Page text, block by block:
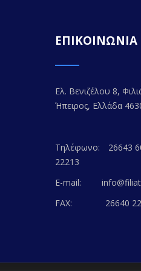
ΕΠΙΚΟΙΝΩΝΙΑ
Ελ. Βενιζέλου 8,
Ήπειρος, Ελλάδα
Τηλέφωνο:
26643
22213
E-mail:
FAX:
26640